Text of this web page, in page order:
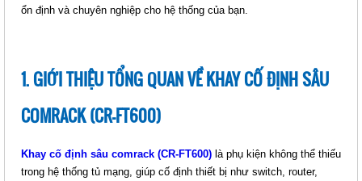
Mã sản phẩm: MT-CR-ST
ổn định và chuyên nghiệp cho hệ thống của bạn.
1. GIỚI THIỆU TỔNG QUAN VỀ KHAY CỐ ĐỊNH SÂU
COMRACK (CR-FT600)
Khay cố định sâu comrack (CR-FT600) là phụ kiện không thể thiếu
trong hệ thống tủ mạng, giúp cố định thiết bị như switch, router,